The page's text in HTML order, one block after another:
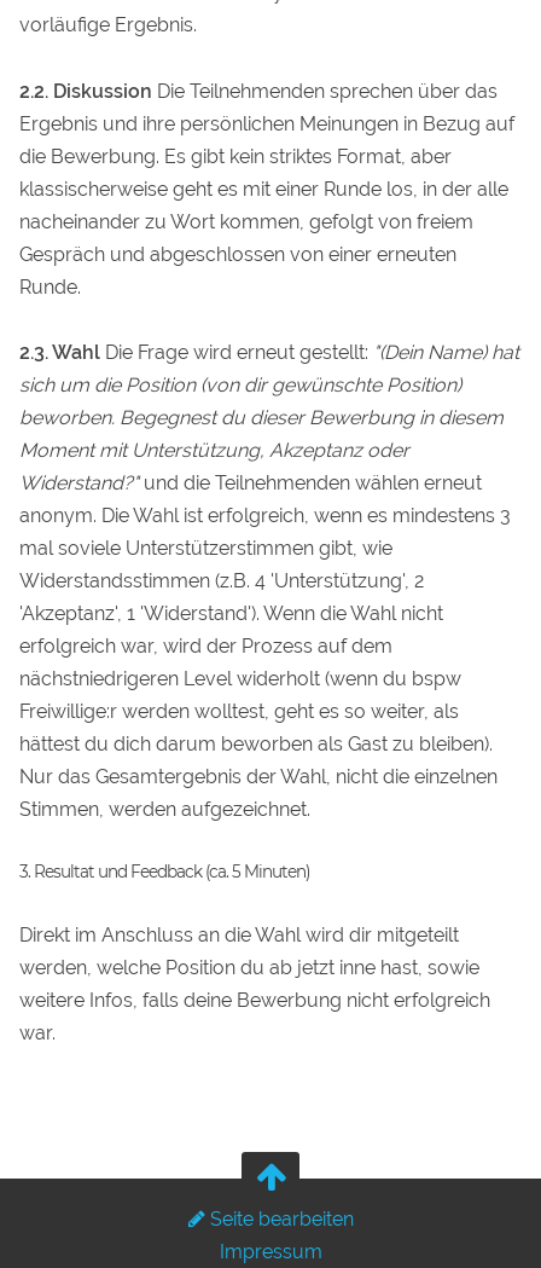
vorläufige Ergebnis.
2.2. Diskussion Die Teilnehmenden sprechen über das
Ergebnis und ihre persönlichen Meinungen in Bezug auf
die Bewerbung. Es gibt kein striktes Format, aber
klassischerweise geht es mit einer Runde los, in der alle
nacheinander zu Wort kommen, gefolgt von freiem
Gespräch und abgeschlossen von einer erneuten
Runde.
2.3. Wahl Die Frage wird erneut gestellt: "(Dein Name) hat
sich um die Position (von dir gewünschte Position)
beworben. Begegnest du dieser Bewerbung in diesem
Moment mit Unterstützung, Akzeptanz oder
Widerstand?"und die Teilnehmenden wählen erneut
anonym. Die Wahl ist erfolgreich, wenn es mindestens 3
mal soviele Unterstützerstimmen gibt, wie
Widerstandsstimmen (z.B. 4 'Unterstützung', 2
'Akzeptanz', 1 'Widerstand'). Wenn die Wahl nicht
erfolgreich war, wird der Prozess auf dem
nächstniedrigeren Level widerholt (wenn du bspw
Freiwillige:r werden wolltest, geht es so weiter, als
hättest du dich darum beworben als Gast zu bleiben).
Nur das Gesamtergebnis der Wahl, nicht die einzelnen
Stimmen, werden aufgezeichnet.
3. Resultat und Feedback (ca. 5 Minuten)
Direkt im Anschluss an die Wahl wird dir mitgeteilt
werden, welche Position du ab jetzt inne hast, sowie
weitere Infos, falls deine Bewerbung nicht erfolgreich
war.
Seite bearbeiten
Impressum